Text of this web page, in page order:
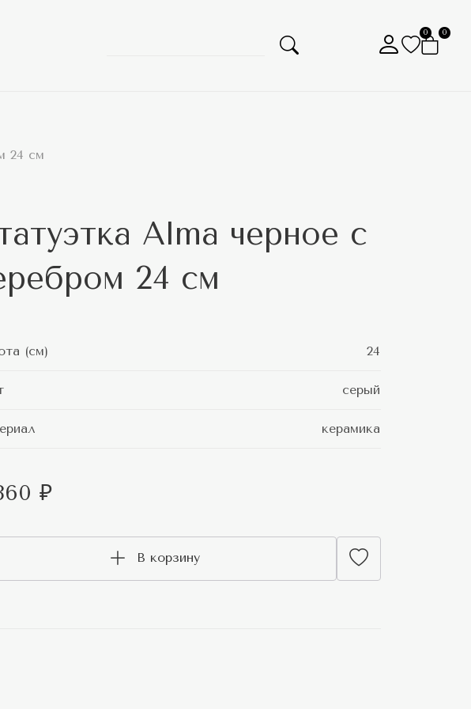
0 0
24 см
Alma черное с
24 см
(см) 24
серый
керамика
₽
В корзину